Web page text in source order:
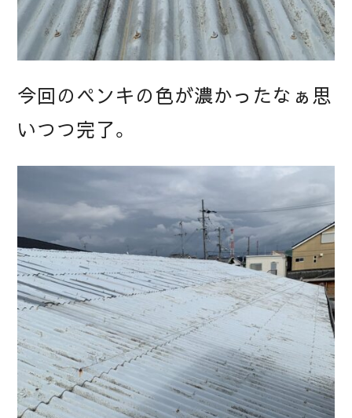
今回のペンキの色が濃かったなぁ思
いつつ完了。